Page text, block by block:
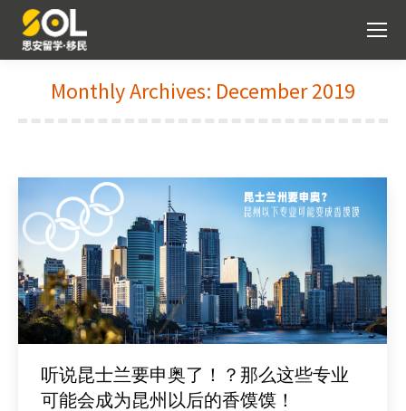
Monthly Archives: December 2019
听说昆士兰要申奥了！？那么这些专业
可能会成为昆州以后的香馍馍！